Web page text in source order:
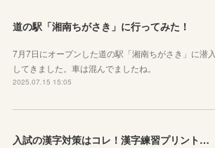
道の駅「湘南ちがさき」に行ってみた！
7月7日にオープンした道の駅「湘南ちがさき」に潜入
してきました。車は混んでましたね。
2025.07.15 15:05
入試の漢字対策はコレ！漢字練習プリントのご紹介！